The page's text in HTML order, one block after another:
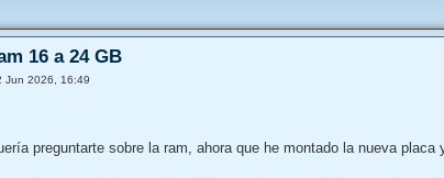
16 a 24 GB
Jun 2026, 16:49
preguntarte sobre la ram, ahora que he montado la nueva placa